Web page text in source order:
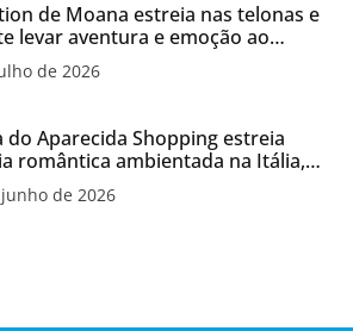
de Moana estreia nas telonas e
levar aventura e emoção ao
do Aparecida Shopping
de 2026
do Aparecida Shopping estreia
romântica ambientada na Itália,
promoção para o Dia dos
de 2026